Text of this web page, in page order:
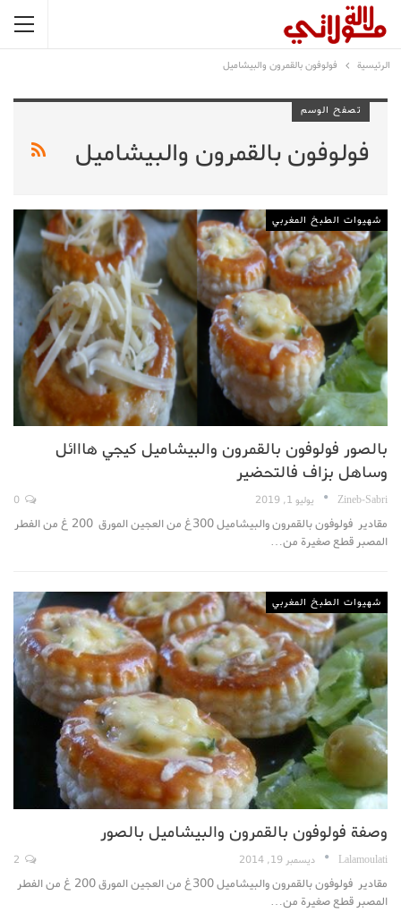
الرئيسية فولوفون بالقمرون والبيشاميل
تصفح الوسم
فولوفون بالقمرون والبيشاميل
شهيوات الطبخ المغربي
بالصور فولوفون بالقمرون والبيشاميل كيجي هااائل
وساهل بزاف فالتحضير
Zineb-Sabri يوليو 1, 2019
مقادير فولوفون بالقمرون والبيشاميل 300غ من العجين المورق 200 غ من الفطر
المصبر قطع صغيرة من…
شهيوات الطبخ المغربي
وصفة فولوفون بالقمرون والبيشاميل بالصور
Lalamoulati ديسمبر 19, 2014
مقادير فولوفون بالقمرون والبيشاميل 300غ من العجين المورق 200 غ من الفطر
المصبر قطع صغيرة من…